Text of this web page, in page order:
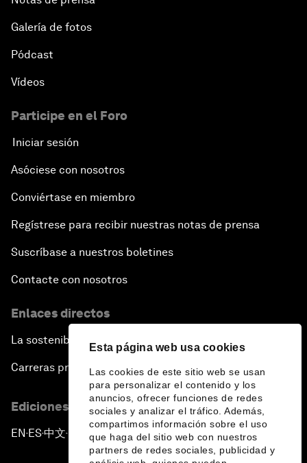
Esta página web usa cookies
Las cookies de este sitio web se usan
para personalizar el contenido y los
anuncios, ofrecer funciones de redes
sociales y analizar el tráfico. Además,
compartimos información sobre el uso
que haga del sitio web con nuestros
partners de redes sociales, publicidad y
Galería de fotos
Pódcast
Vídeos
Participe en el Foro
Iniciar sesión
Asóciese con nosotros
Conviértase en miembro
Regístrese para recibir nuestras notas de prensa
Suscríbase a nuestros boletines
Contacte con nosotros
Enlaces directos
La sostenibilidad en el Foro
Carreras profesionales
Ediciones en otros idiomas
EN ▪ES▪中文▪ 日本語